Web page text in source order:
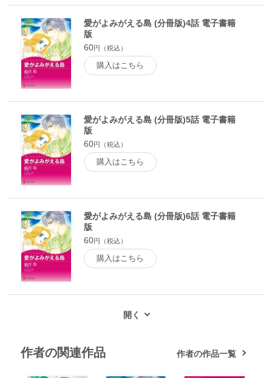
愛がよみがえる島 (分冊版)4話 電子書籍
版
60円（税込）
購入はこちら
愛がよみがえる島 (分冊版)5話 電子書籍
版
60円（税込）
購入はこちら
愛がよみがえる島 (分冊版)6話 電子書籍
版
60円（税込）
購入はこちら
作者の関連作品 作者の作品一覧